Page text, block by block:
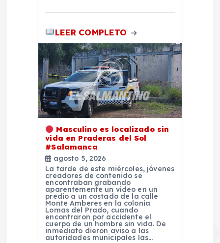
LEER COMPLETO
Masculino es localizado sin
vida en Praderas del Sol
#Salamanca
agosto 5, 2026
La tarde de este miércoles, jóvenes
creadores de contenido se
encontraban grabando
aparentemente un vídeo en un
predio a un costado de la calle
Monte Amberes en la colonia
Lomas del Prado, cuando
encontraron por accidente el
cuerpo de un hombre sin vida. De
inmediato dieron aviso a las
autoridades municipales las…